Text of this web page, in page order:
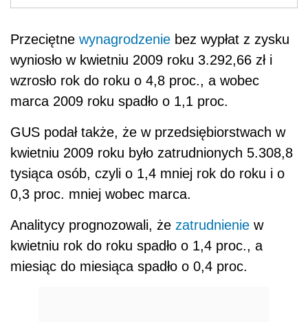
Przeciętne wynagrodzenie bez wypłat z zysku
wyniosło w kwietniu 2009 roku 3.292,66 zł i
wzrosło rok do roku o 4,8 proc., a wobec
marca 2009 roku spadło o 1,1 proc.
GUS podał także, że w przedsiębiorstwach w
kwietniu 2009 roku było zatrudnionych 5.308,8
tysiąca osób, czyli o 1,4 mniej rok do roku i o
0,3 proc. mniej wobec marca.
Analitycy prognozowali, że zatrudnienie w
kwietniu rok do roku spadło o 1,4 proc., a
miesiąc do miesiąca spadło o 0,4 proc.